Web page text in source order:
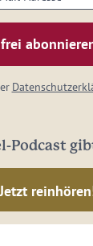
Podcast